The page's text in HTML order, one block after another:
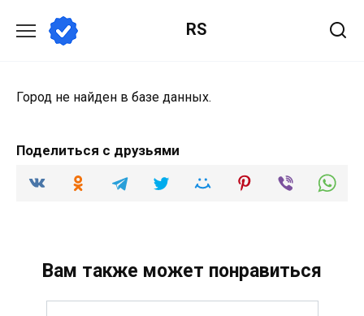
содержанию
RS
Город не найден в базе данных.
Поделиться с друзьями
Вам также может понравиться